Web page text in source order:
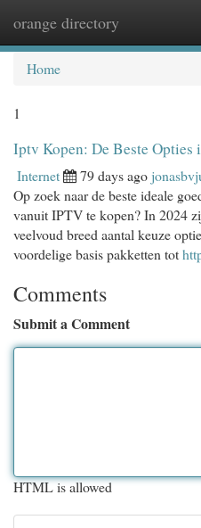
orange directory
Home
1
Iptv Kopen: De Beste Opties
Internet 79 days ago
Op zoek naar de beste ideale
vanuit IPTV te kopen? In 2024
veelvoud breed aantal keuze
voordelige basis pakketten tot
Comments
Submit a Comment
HTML is allowed